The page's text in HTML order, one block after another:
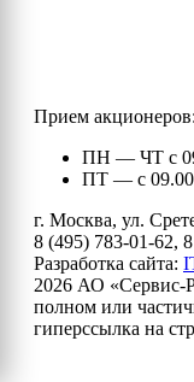
Прием акционеров:
ПН — ЧТ с
ПТ — с 09.00
г. Москва, ул.
8 (495) 783-01-62,
Разработка сайта:
2026 АО «Сервис-
полном или
гиперссылка на